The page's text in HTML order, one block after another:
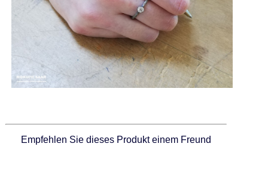
Empfehlen Sie dieses Produkt einem Freund